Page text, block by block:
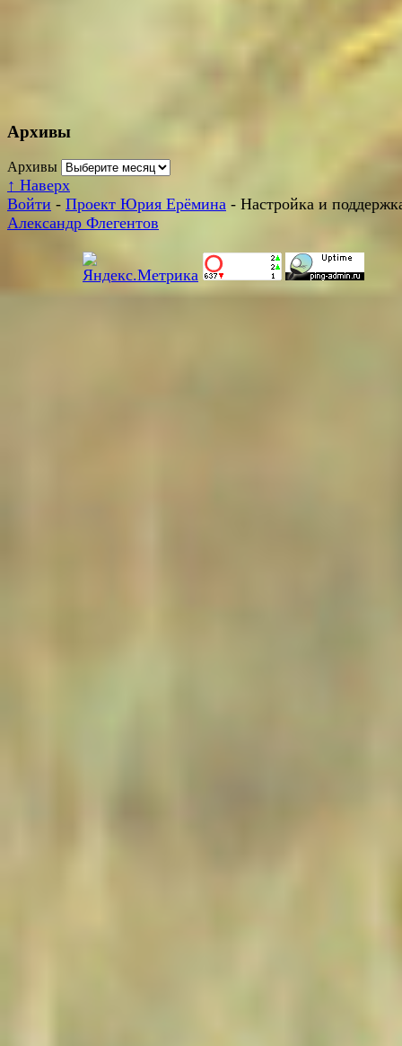
Архивы
Архивы
↑ Наверх
Войти - Проект Юрия Ерёмина - Настройка и
Александр Флегентов